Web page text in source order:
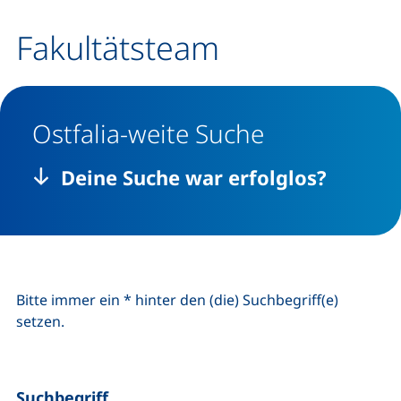
Fakultätsteam
Ostfalia-weite Suche
Deine Suche war erfolglos?
Bitte immer ein * hinter den (die) Suchbegriff(e)
setzen.